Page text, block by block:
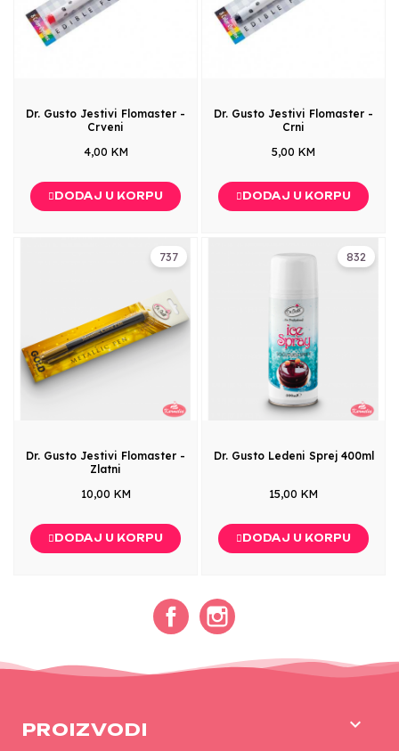
Dr. Gusto Jestivi Flomaster -
Crveni
4,00 KM
DODAJ U KORPU
Dr. Gusto Jestivi Flomaster -
Crni
5,00 KM
DODAJ U KORPU
737
Dr. Gusto Jestivi Flomaster -
Zlatni
10,00 KM
DODAJ U KORPU
832
Dr. Gusto Ledeni Sprej 400ml
15,00 KM
DODAJ U KORPU
Facebook
PROIZVODI 